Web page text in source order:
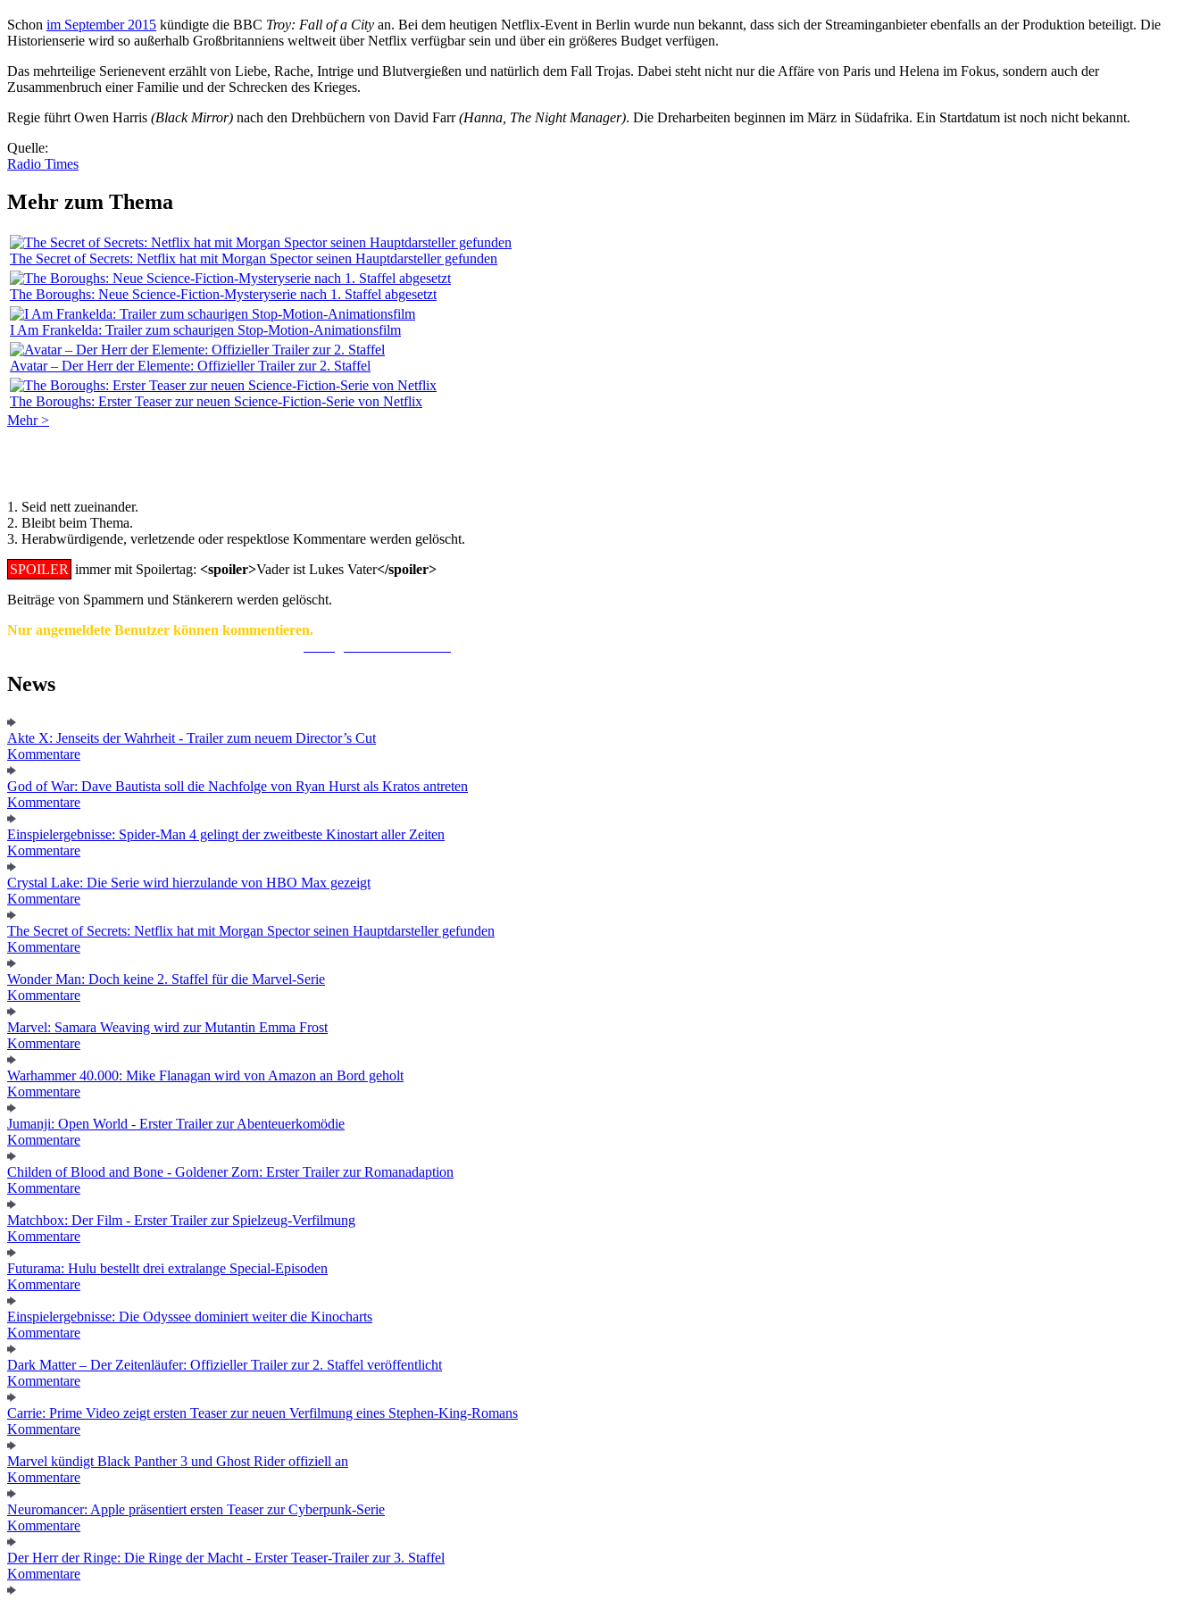
Schon im September 2015 kündigte die BBC Troy: Fall of a City an. Bei dem heutigen Netflix-Event in Berlin wurde nun bekannt, dass sich der Streaminganbieter ebenfalls an der Produktion beteiligt. Die
Historienserie wird so außerhalb Großbritanniens weltweit über Netflix verfügbar sein und über ein größeres Budget verfügen.
Das mehrteilige Serienevent erzählt von Liebe, Rache, Intrige und Blutvergießen und natürlich dem Fall Trojas. Dabei steht nicht nur die Affäre von Paris und Helena im Fokus, sondern auch der
Zusammenbruch einer Familie und der Schrecken des Krieges.
Regie führt Owen Harris (Black Mirror) nach den Drehbüchern von David Farr(Hanna, The Night Manager). Die Dreharbeiten beginnen im März in Südafrika. Ein Startdatum ist noch nicht bekannt.
Quelle:
Radio Times
Mehr zum Thema
The Secret of Secrets: Netflix hat mit Morgan Spector seinen Hauptdarsteller gefunden
The Boroughs: Neue Science-Fiction-Mysteryserie nach 1. Staffel abgesetzt
I Am Frankelda: Trailer zum schaurigen Stop-Motion-Animationsfilm
Avatar – Der Herr der Elemente: Offizieller Trailer zur 2. Staffel
The Boroughs: Erster Teaser zur neuen Science-Fiction-Serie von Netflix
Mehr >
1. Seid nett zueinander.
2. Bleibt beim Thema.
3. Herabwürdigende, verletzende oder respektlose Kommentare werden gelöscht.
SPOILER immer mit Spoilertag: <spoiler>Vader ist Lukes Vater</spoiler>
Beiträge von Spammern und Stänkerern werden gelöscht.
Nur angemeldete Benutzer können kommentieren.
News
Akte X: Jenseits der Wahrheit - Trailer zum neuem Director’s Cut
Kommentare
God of War: Dave Bautista soll die Nachfolge von Ryan Hurst als Kratos antreten
Kommentare
Einspielergebnisse: Spider-Man 4 gelingt der zweitbeste Kinostart aller Zeiten
Kommentare
Crystal Lake: Die Serie wird hierzulande von HBO Max gezeigt
Kommentare
The Secret of Secrets: Netflix hat mit Morgan Spector seinen Hauptdarsteller gefunden
Kommentare
Wonder Man: Doch keine 2. Staffel für die Marvel-Serie
Kommentare
Marvel: Samara Weaving wird zur Mutantin Emma Frost
Kommentare
Warhammer 40.000: Mike Flanagan wird von Amazon an Bord geholt
Kommentare
Jumanji: Open World - Erster Trailer zur Abenteuerkomödie
Kommentare
Childen of Blood and Bone - Goldener Zorn: Erster Trailer zur Romanadaption
Kommentare
Matchbox: Der Film - Erster Trailer zur Spielzeug-Verfilmung
Kommentare
Futurama: Hulu bestellt drei extralange Special-Episoden
Kommentare
Einspielergebnisse: Die Odyssee dominiert weiter die Kinocharts
Kommentare
Dark Matter – Der Zeitenläufer: Offizieller Trailer zur 2. Staffel veröffentlicht
Kommentare
Carrie: Prime Video zeigt ersten Teaser zur neuen Verfilmung eines Stephen-King-Romans
Kommentare
Marvel kündigt Black Panther 3 und Ghost Rider offiziell an
Kommentare
Neuromancer: Apple präsentiert ersten Teaser zur Cyberpunk-Serie
Kommentare
Der Herr der Ringe: Die Ringe der Macht - Erster Teaser-Trailer zur 3. Staffel
Kommentare